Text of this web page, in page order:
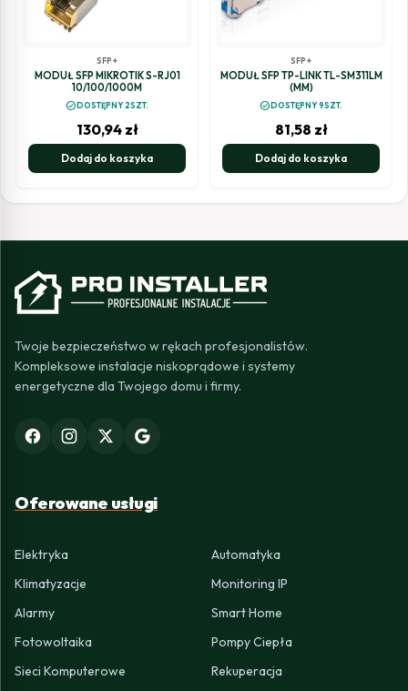
SFP+
MODUŁ SFP MIKROTIK S-RJ01
10/100/1000M
check_circleDOSTĘPNY 2SZT.
130,94 zł
Dodaj do koszyka
SFP+
MODUŁ SFP TP-LINK TL-SM311LM
(MM)
check_circleDOSTĘPNY 9SZT.
81,58 zł
Dodaj do koszyka
Twoje bezpieczeństwo w rękach profesjonalistów.
Kompleksowe instalacje niskoprądowe i systemy
energetyczne dla Twojego domu i firmy.
Oferowane usługi
Elektryka
Automatyka
Klimatyzacje
Monitoring IP
Alarmy
Smart Home
Fotowoltaika
Pompy Ciepła
Sieci Komputerowe
Rekuperacja